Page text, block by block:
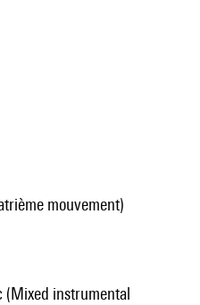
mouvement)
(Mixed instrumental